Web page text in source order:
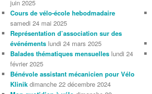
juin 2025
Cours de vélo-école hebodmadaire
samedi 24 mai 2025
Représentation d’association sur des
événéments lundi 24 mars 2025
Balades thématiques mensuelles lundi 24
février 2025
Bénévole assistant mécanicien pour Vélo
Klinik dimanche 22 décembre 2024